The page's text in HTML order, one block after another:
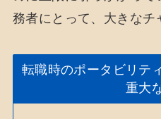
務者にとって、大きなチ
転職時のポータビリテ
重大